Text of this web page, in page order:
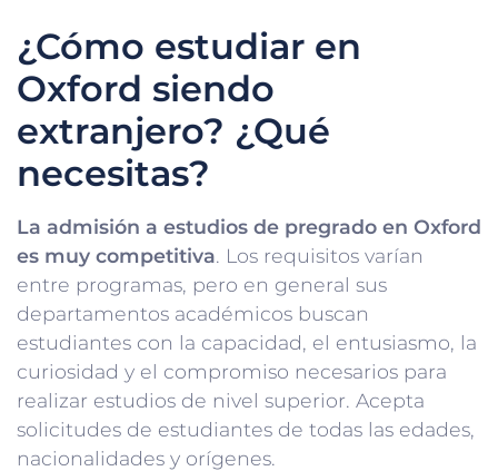
¿Cómo estudiar en
Oxford siendo
extranjero? ¿Qué
necesitas?
La admisión a estudios de pregrado en Oxford
es muy competitiva. Los requisitos varían
entre programas, pero en general sus
departamentos académicos buscan
estudiantes con la capacidad, el entusiasmo, la
curiosidad y el compromiso necesarios para
realizar estudios de nivel superior. Acepta
solicitudes de estudiantes de todas las edades,
nacionalidades y orígenes.